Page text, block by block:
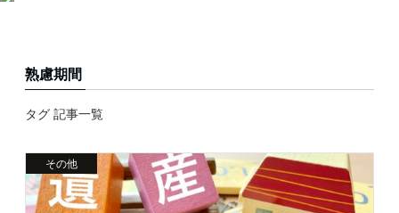
熟慮期間
タグ 記事一覧
その他